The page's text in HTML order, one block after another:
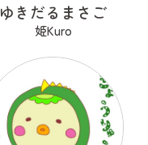
ゆきだるまさご
姫Kuro